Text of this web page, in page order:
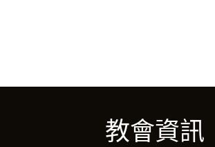
教會資訊